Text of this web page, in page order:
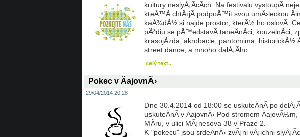
kultury neslyÅ¡Ã­cÃ­ch. Na festivalu vystoupÃ­
kteÅ™Ã­ chtÄ›jÃ­ podpoÅ™it svou umÄ›leckou
kaÅ¾dÃ½ si najde prostor, kterÃ½ ho oslovÃ­.
pÃ³diu se pÅ™edstavÃ­ taneÄnÃ­ci, kouzelnÃ­ci,
krasojÃ­zda, akrobacie, pantomima, historickÃ½
street dance, a mnoho dalÅ¡Ã­ho.
celý text..
Pokec v ÄajovnÄ›
29/04/2014 20:28
Dne 30.4.2014 od 18:00 se uskuteÄnÃ­ po
uskuteÄnÃ­ v ÄajovnÄ› Pod stromem
MÃ­ru, v ulici MÃ¡nesova 38 v Praze 2.
K "pokecu" jsou srdeÄnÄ› zvÃ¡ni vÅ¡ichni